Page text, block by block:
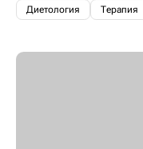
Диетология Терапия